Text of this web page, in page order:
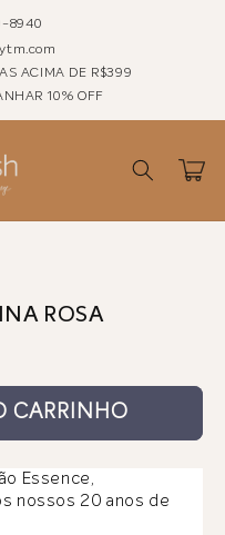
8940
ACIMA DE R$399
10% OFF
Carrinho
ROSA
CARRINHO
Essence,
nossos 20 anos de